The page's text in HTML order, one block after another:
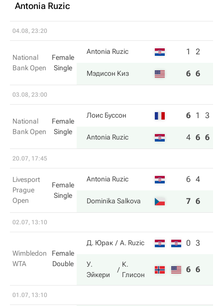
Antonia Ruzic
04.08, 23:20
National
Bank Open
Female
Single
Antonia Ruzic 1 2
Мэдисон Киз 6 6
03.08, 23:00
National
Bank Open
Female
Single
Лоис Буссон 6 1 3
Antonia Ruzic 4 6 6
20.07, 17:45
Livesport
Prague
Open
Female
Single
Antonia Ruzic 6 4
Dominika Salkova 7 6
02.07, 13:10
Wimbledon
WTA
Female
Double
Д. Юрак A. Ruzic 0 3
У.
Эйкери
К.
Глисон
6 6
01.07, 13:10